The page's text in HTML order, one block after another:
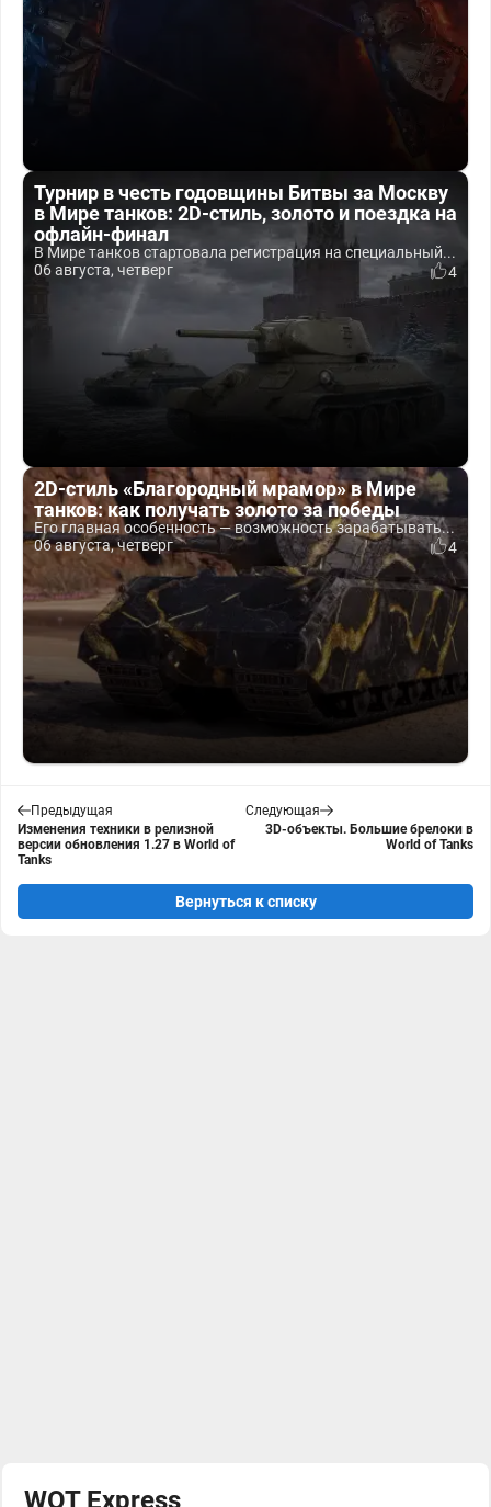
Турнир в честь годовщины Битвы за Москву
в Мире танков: 2D-стиль, золото и поездка на
офлайн-финал
В Мире танков стартовала регистрация на специальный...
06 августа, четверг
4
2D-стиль «Благородный мрамор» в Мире
танков: как получать золото за победы
Его главная особенность — возможность зарабатывать...
06 августа, четверг
4
Предыдущая
Изменения техники в релизной
версии обновления 1.27 в World of
Tanks
Следующая
3D-объекты. Большие брелоки в
World of Tanks
Вернуться к списку
WOT Express